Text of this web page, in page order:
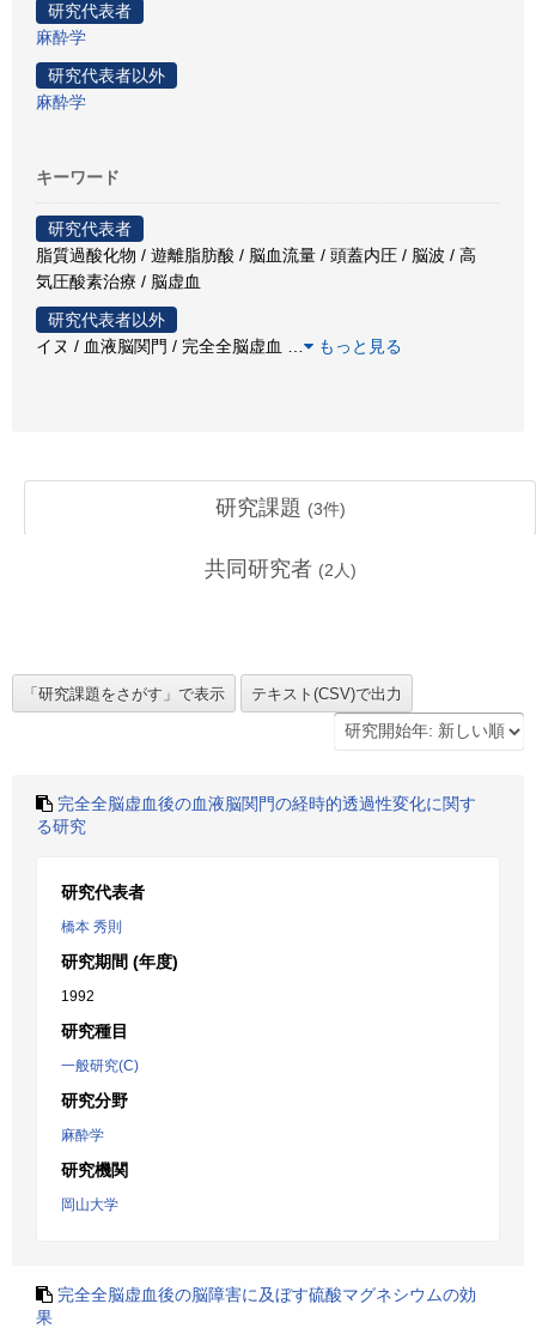
研究代表者
麻酔学
研究代表者以外
麻酔学
キーワード
研究代表者
脂質過酸化物 / 遊離脂肪酸 / 脳血流量 / 頭蓋内圧 / 脳波 / 高
気圧酸素治療 / 脳虚血
研究代表者以外
イヌ / 血液脳関門 / 完全全脳虚血
もっと見る
研究課題 (3件)
共同研究者 (2 人)
完全全脳虚血後の血液脳関門の経時的透過性変化に関す
る研究
研究代表者
橋本 秀則
研究期間 (年度)
1992
研究種目
一般研究(C)
研究分野
麻酔学
研究機関
岡山大学
完全全脳虚血後の脳障害に及ぼす硫酸マグネシウムの効
果